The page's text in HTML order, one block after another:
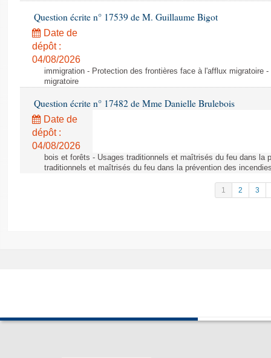
Question écrite n° 17539 de M. Guillaume Bigot
Date de
dépôt :
04/08/2026
immigration - Protection des frontières face à l'afflux migratoire
migratoire
Question écrite n° 17482 de Mme Danielle Brulebois
Date de
dépôt :
04/08/2026
bois et forêts - Usages traditionnels et maîtrisés du feu dans la
traditionnels et maîtrisés du feu dans la prévention des
1 2 3